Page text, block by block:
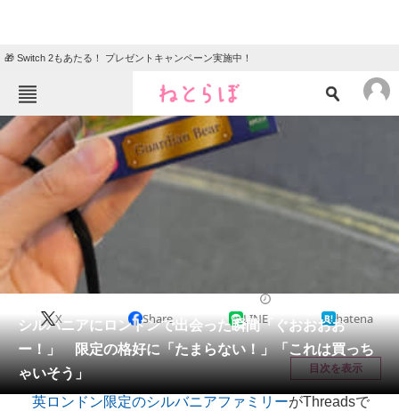
🎁 Switch 2もあたる！ プレゼントキャンペーン実施中！
ねとらぼメニュー
TOP ニュース
エンタメ クイズ
住まい
動物
会員記事
メディア
注目記事を集めた総合ページ
シルバニアにロンドンで出会った瞬間「ぐおおおお
ー！」 限定の格好に「たまらない！」「これは買っち
ゃいそう」
X Share LINE hatena
目次を表示
英ロンドン限定のシルバニアファミリーがThreadsで